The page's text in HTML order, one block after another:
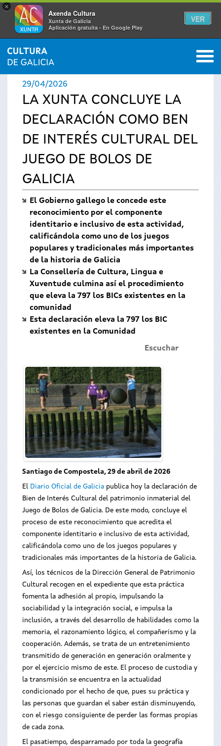
×
Axenda Cultura
Xunta de Galicia
Aplicación gratuíta - En Google Play
VER
Se
encuentra
usted
aquí
INICIO › ACTUALIDAD 0
29/04/2026
LA XUNTA CONCLUYE LA
DECLARACIÓN COMO BEN
DE INTERÉS CULTURAL DEL
JUEGO DE BOLOS DE
GALICIA
El Gobierno gallego le concede este
reconocimiento por el componente
identitario e inclusivo de esta actividad,
calificándola como uno de los juegos
populares y tradicionales más importantes
de la historia de Galicia
La Consellería de Cultura, Lingua e
Xuventude culmina así el procedimiento
que eleva la 797 los BICs existentes en la
comunidad
Esta declaración eleva la 797 los BIC
existentes en la Comunidad
Escuchar
Santiago de Compostela, 29 de abril de 2026
El Diario Oficial de Galicia publica hoy la declaración de
Bien de Interés Cultural del patrimonio inmaterial del
Juego de Bolos de Galicia. De este modo, concluye el
proceso de este reconocimiento que acredita el
componente identitario e inclusivo de esta actividad,
calificándola como uno de los juegos populares y
tradicionales más importantes de la historia de Galicia.
Así, los técnicos de la Dirección General de Patrimonio
Cultural recogen en el expediente que esta práctica
fomenta la adhesión al propio, impulsando la
sociabilidad y la integración social, e impulsa la
inclusión, a través del desarrollo de habilidades como la
memoria, el razonamiento lógico, el compañerismo y la
cooperación. Además, se trata de un entretenimiento
transmitido de generación en generación oralmente y
por el ejercicio mismo de este. El proceso de custodia y
la transmisión se encuentra en la actualidad
condicionado por el hecho de que, pues su práctica y
las personas que guardan el saber están disminuyendo,
con el riesgo consiguiente de perder las formas propias
de cada zona.
El pasatiempo, desparramado por toda la geografía